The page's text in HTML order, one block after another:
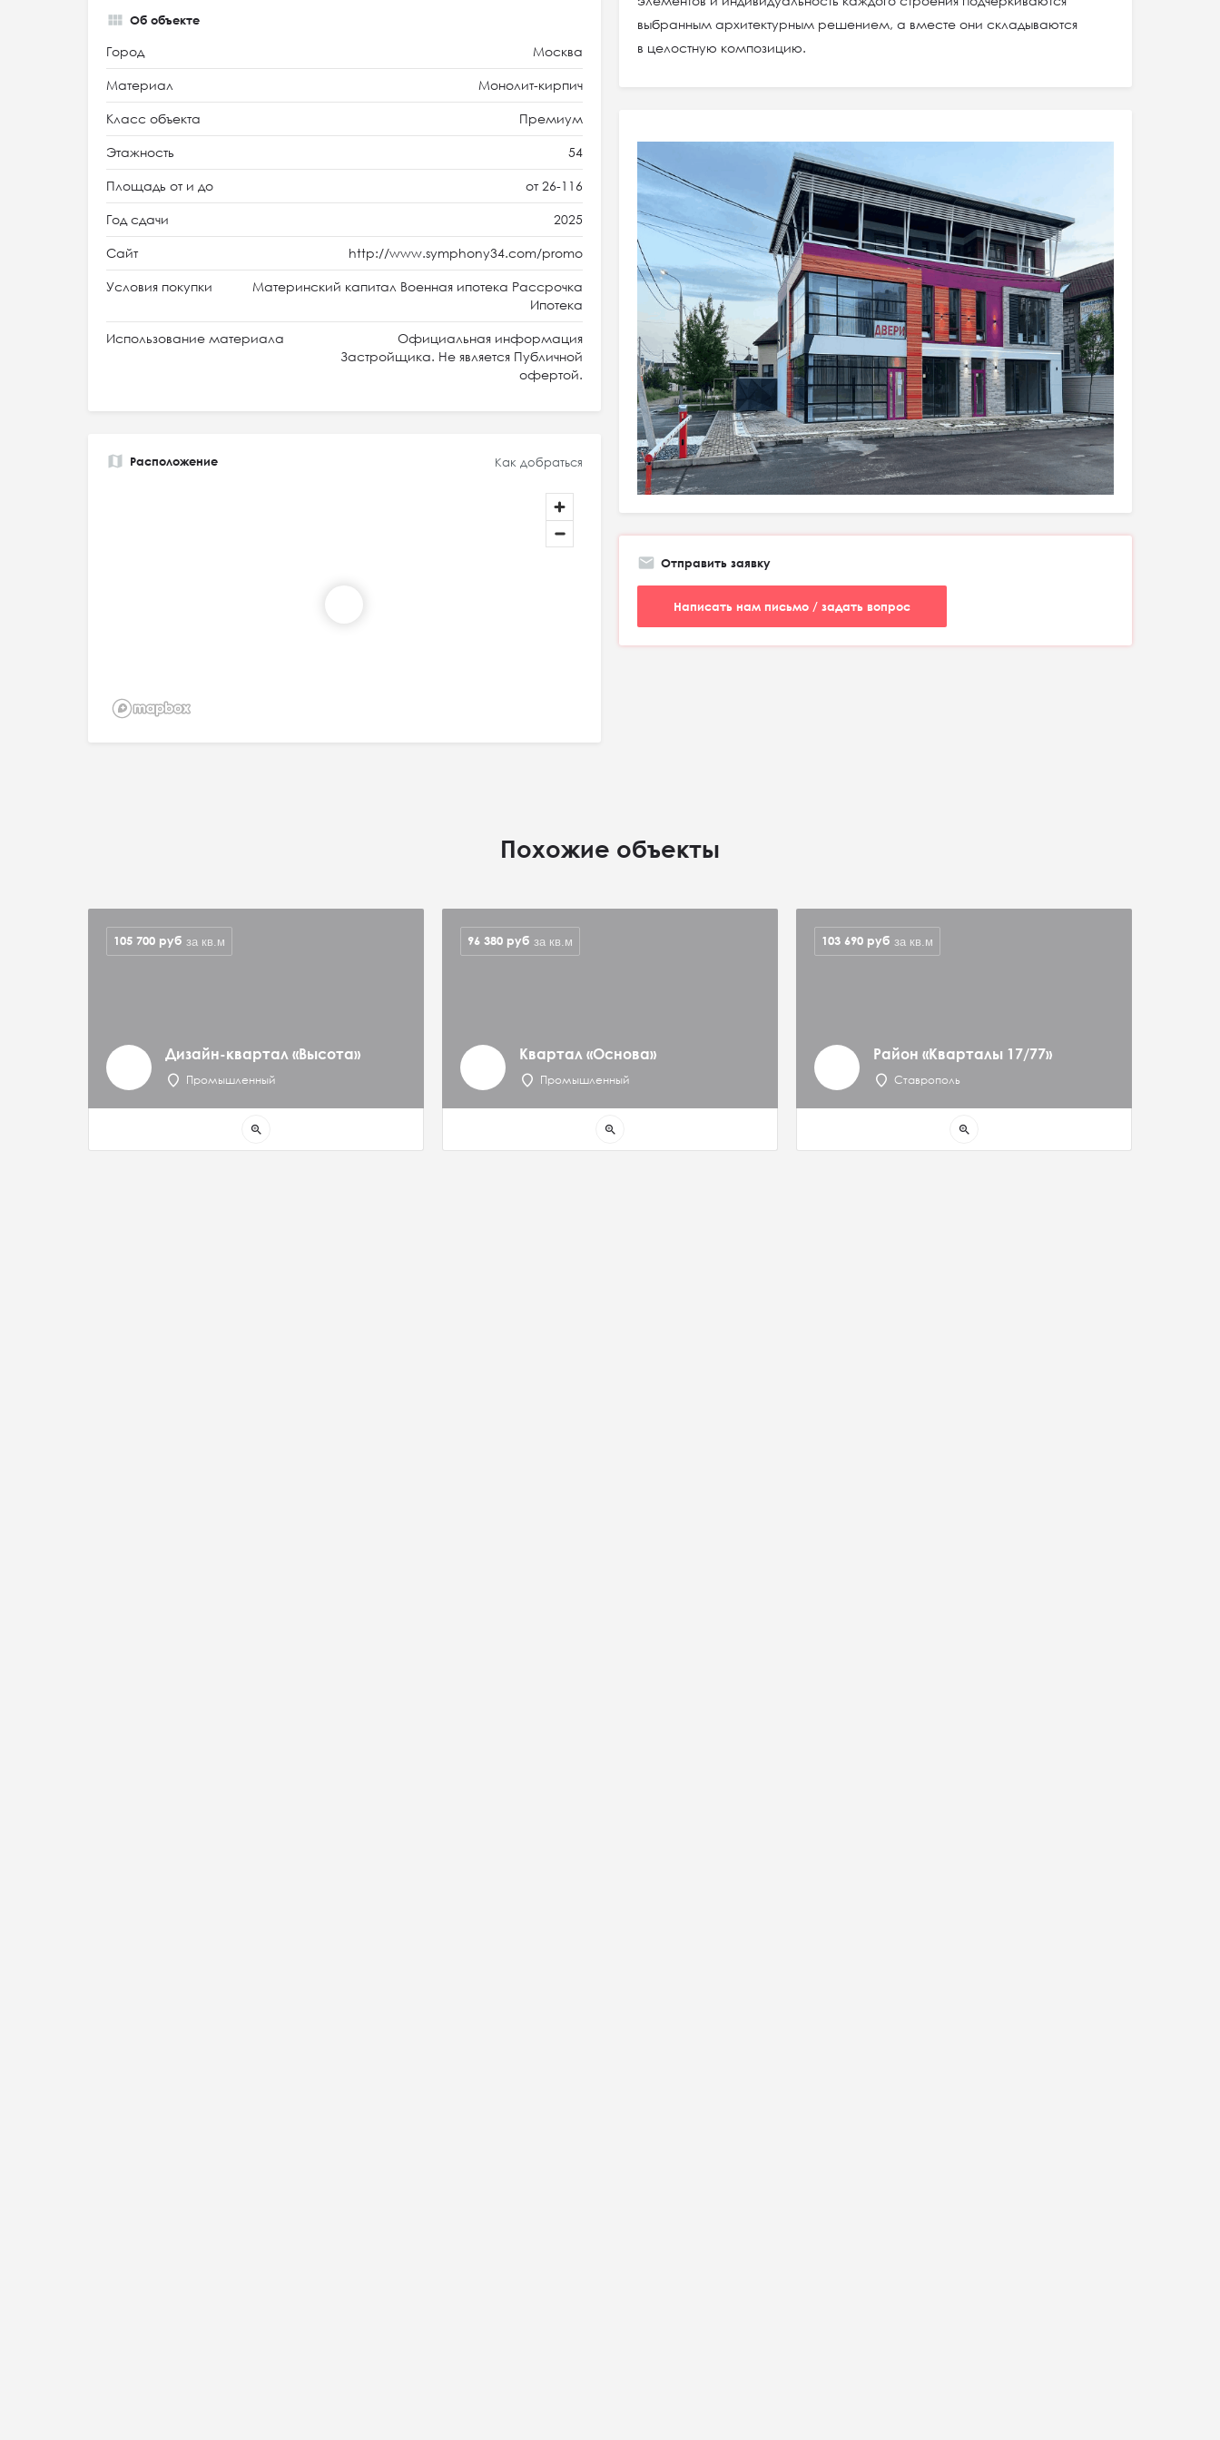
выбранным архитектурным решением, а вместе они складываются
в целостную композицию.
Об объекте
Город Москва
Материал Монолит-кирпич
Класс объекта Премиум
Этажность 54
Площадь от и до от 26-116
Год сдачи 2025
Сайт http://www.symphony34.com/promo
Условия покупки
Материнский капитал Военная ипотека Рассрочка
Ипотека
Использование материала
Официальная информация
Застройщика. Не является Публичной
офертой.
Расположение Как добраться
Отправить заявку
Написать нам письмо / задать вопрос
Похожие объекты
Дизайн-квартал «Высота»
Промышленный
105 700 руб за кв.м
zoom_in
Квартал «Основа»
Промышленный
96 380 руб за кв.м
zoom_in
Район «Кварталы 17/77»
Ставрополь
103 690 руб за кв.м
zoom_in